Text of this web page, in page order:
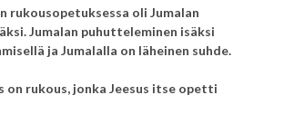
rukousopetuksessa oli Jumalan
Jumalan puhutteleminen isäksi
ja Jumalalla on läheinen suhde.
on rukous, jonka Jeesus itse opetti